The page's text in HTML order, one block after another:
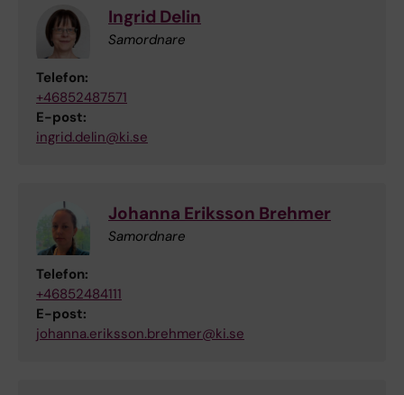
Ingrid Delin
Samordnare
Telefon:
+46852487571
E-post:
ingrid.delin@ki.se
Johanna Eriksson Brehmer
Samordnare
Telefon:
+46852484111
E-post:
johanna.eriksson.brehmer@ki.se